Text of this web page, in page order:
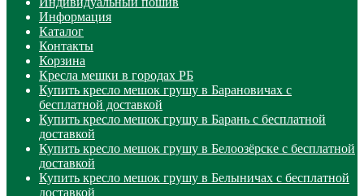
Информация
Каталог
Контакты
Корзина
Кресла мешки в городах РБ
Купить кресло мешок грушу в Барановичах с
бесплатной доставкой
Купить кресло мешок грушу в Барань с бесплатной
доставкой
Купить кресло мешок грушу в Белоозёрске с бесплатной
доставкой
Купить кресло мешок грушу в Белыничах с бесплатной
доставкой